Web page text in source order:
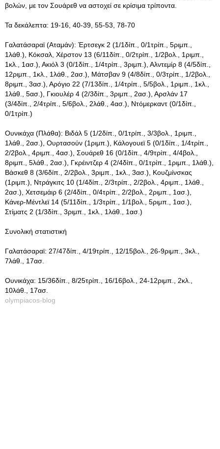
βολών, με τον Σουάρεθ να αστοχεί σε κρίσιμα τρίποντα.
Τα δεκάλεπτα: 19-16, 40-39, 55-53, 78-70
Γαλατάσαραϊ (Αταμάν): Έρτσεγκ 2 (1/1δίπ., 0/1τρίπ., 5ριμπ.,
1λάθ.), Κόκσαλ, Χέρστον 13 (6/11δίπ., 0/2τρίπ., 1/2βολ., 1ριμπ.,
1κλ., 1ασ.), Ακιόλ 3 (0/1δίπ., 1/4τρίπ., 3ριμπ.), Αλντεμίρ 8 (4/5δίπ.,
12ριμπ., 1κλ., 1λάθ., 2ασ.), Μάτσβαν 9 (4/8δίπ., 0/3τρίπ., 1/2βολ.,
8ριμπ., 3ασ.), Αρόγιο 22 (7/13δίπ., 1/4τρίπ., 5/5βολ., 1ριμπ., 1κλ.,
1λάθ., 5ασ.), Γκιουλέρ 4 (2/3δίπ., 3ριμπ., 2ασ.), Αρσλάν 17
(3/4δίπ., 2/4τρίπ., 5/6βολ., 2λάθ., 4ασ.), Ντόμερκαντ (0/1δίπ.,
0/1τρίπ.)
Ουνικάχα (Πλάθα): Βιδάλ 5 (1/2δίπ., 0/1τρίπ., 3/3βολ., 1ριμπ.,
1λάθ., 2ασ.), Ουρτασούν (1ριμπ.), Κάλογουεϊ 5 (0/1δίπ., 1/4τρίπ.,
2/2βολ., 4ριμπ., 4ασ.), Σουάρεθ 16 (0/1δίπ., 4/9τρίπ., 4/4βολ.,
8ριμπ., 5λάθ., 2ασ.), Γκρέιντζερ 4 (2/4δίπ., 0/1τρίπ., 1ριμπ., 1λάθ.),
Βάσκεθ 8 (3/6δίπ., 2/2βολ., 3ριμπ., 1κλ., 3ασ.), Κουζμίνσκας
(1ριμπ.), Ντράγκιτς 10 (1/4δίπ., 2/3τρίπ., 2/2βολ., 4ριμπ., 1λάθ.,
2ασ.), Χετσεμάιρ 6 (2/4δίπ., 0/4τρίπ., 2/2βολ., 2ριμπ., 1ασ.),
Κάνερ-Μέντλεϊ 14 (5/11δίπ., 1/3τρίπ., 1/1βολ., 5ριμπ., 1ασ.),
Στίματς 2 (1/3δίπ., 3ριμπ., 1κλ., 1λάθ., 1ασ.)
Συνολική στατιστική
Γαλατάσαραϊ: 27/47δίπ., 4/19τρίπ., 12/15βολ., 26-9ριμπ., 3κλ.,
7λάθ., 17ασ.
Ουνικάχα: 15/36δίπ., 8/25τρίπ., 16/16βολ., 24-12ριμπ., 2κλ.,
10λάθ., 17ασ.
olympiacos-blog